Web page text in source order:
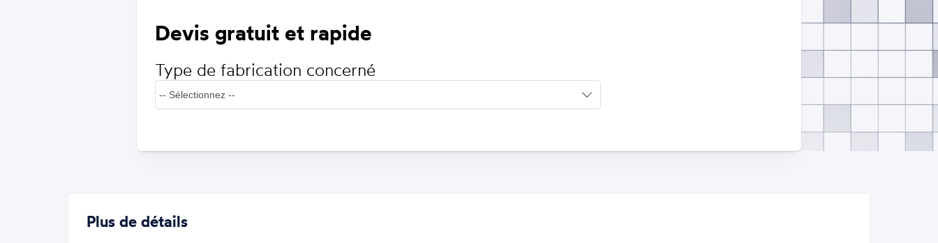
Devis gratuit et rapide
Type de fabrication concerné
Plus de détails